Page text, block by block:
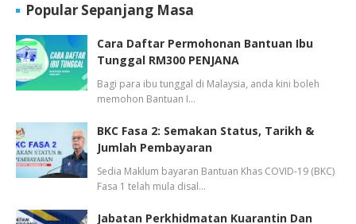
Popular Sepanjang Masa
Cara Daftar Permohonan Bantuan Ibu
Tunggal RM300 PENJANA
Bagi para ibu tunggal di Malaysia, anda kini boleh
memohon Bantuan I…
BKC Fasa 2: Semakan Status, Tarikh &
Jumlah Pembayaran
Sedia Maklum bayaran Bantuan Khas COVID-19 (BKC)
Fasa 1 telah mula disal…
Jabatan Perkhidmatan Kuarantin Dan